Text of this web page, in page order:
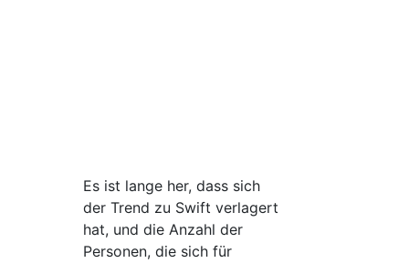
Es ist lange her, dass sich
der Trend zu Swift verlagert
hat, und die Anzahl der
Personen, die sich für